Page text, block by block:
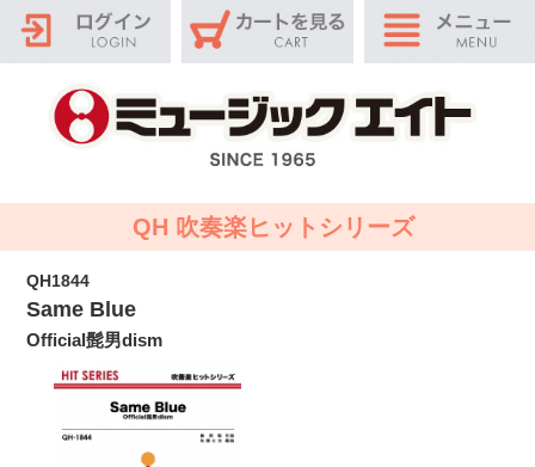
QH 吹奏楽ヒットシリーズ
QH1844
Same Blue
Official髭男dism